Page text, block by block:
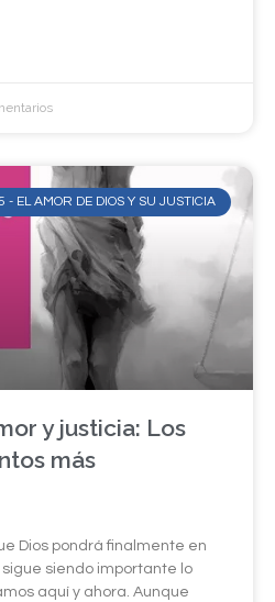
- EL AMOR DE DIOS Y SU JUSTICIA
y justicia: Los
más
Dios pondrá finalmente en
siendo importante lo
aquí y ahora. Aunque